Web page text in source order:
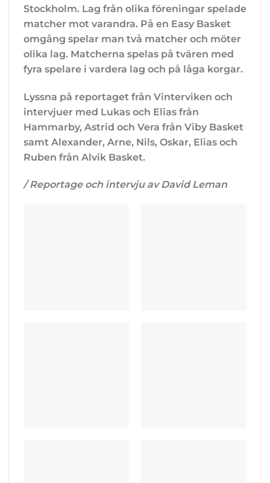
Stockholm. Lag från olika föreningar spelade
matcher mot varandra. På en Easy Basket
omgång spelar man två matcher och möter
olika lag. Matcherna spelas på tvären med
fyra spelare i vardera lag och på låga korgar.
Lyssna på reportaget från Vinterviken och
intervjuer med Lukas och Elias från
Hammarby, Astrid och Vera från Viby Basket
samt Alexander, Arne, Nils, Oskar, Elias och
Ruben från Alvik Basket.
/ Reportage och intervju av David Leman